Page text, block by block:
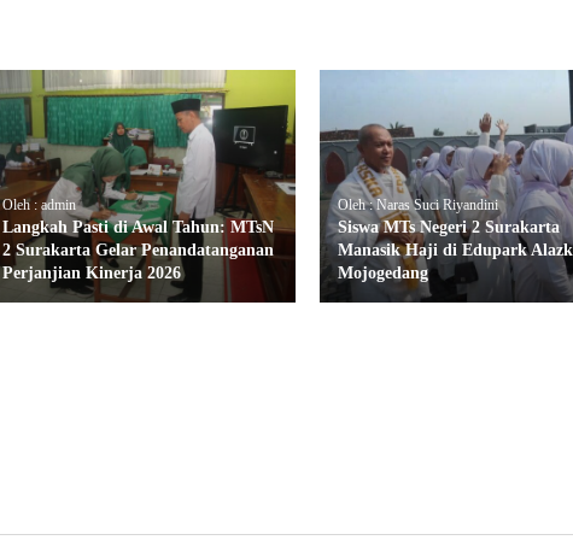
Oleh : admin
Langkah Pasti di Awal Tahun: MTsN
2 Surakarta Gelar Penandatanganan
Perjanjian Kinerja 2026
Oleh : Naras Suci Riyandini
Siswa MTs Negeri 2 Surakarta
Manasik Haji di Edupark
Mojogedang